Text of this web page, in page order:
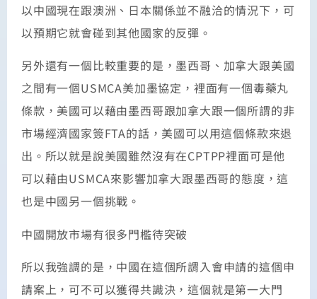
以中國現在跟澳洲、日本關係並不融洽的情況下，可
以預期它就會碰到其他國家的反彈。
另外還有一個比較重要的是，墨西哥、加拿大跟美國
之間有一個USMCA美加墨協定，裡面有一個毒藥丸
條款，美國可以藉由墨西哥跟加拿大跟一個所謂的非
市場經濟國家簽FTA的話，美國可以用這個條款來退
出。所以就是說美國雖然沒有在CPTPP裡面可是他
可以藉由USMCA來影響加拿大跟墨西哥的態度，這
也是中國另一個挑戰。
中國開放市場有很多門檻待突破
所以我強調的是，中國在這個所謂入會申請的這個申
請案上，可不可以獲得共識決，這個就是第一大門